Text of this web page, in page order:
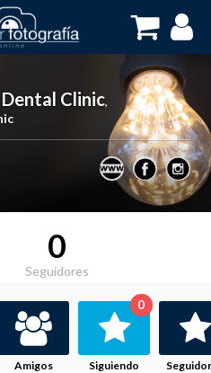
Clinic,
0
Seguidores
Amigos Siguiendo
0